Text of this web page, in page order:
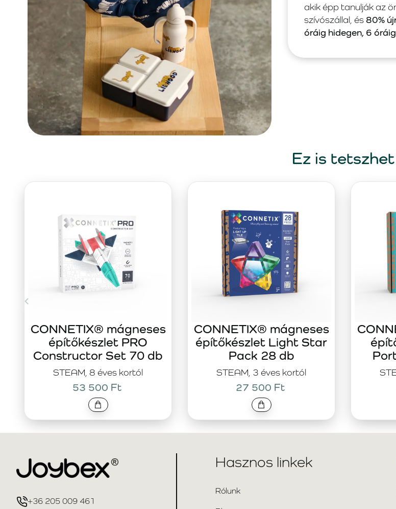
akik épp tanulják az
szívószállal, és80%
óráig hidegen, 6
Ez is tetszhet
STEAM, 8 éves kortól
CONNETIX® mágneses
építőkészlet PRO
Constructor Set 70 db
53 500 Ft
STEAM, 3 éves kortól
CONNETIX® mágneses
építőkészlet Light Star
Pack 28 db
27 500 Ft
+36 205 009 461
Hasznos linkek
Rólunk